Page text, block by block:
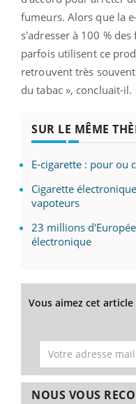
fumeurs. Alors que la
s'adresser à 100 %
parfois utilisent ce
retrouvent très
du tabac », concluait-il.
SUR LE MÊME
E-cigarette : pour ou
Cigarette
vapoteurs
23 millions
électronique
Vous aimez cet
NOUS VOUS